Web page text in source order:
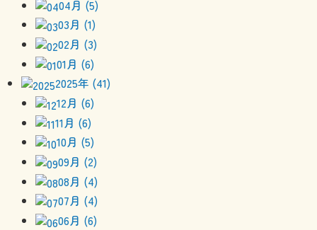
04月 (5)
03月 (1)
02月 (3)
01月 (6)
2025年 (41)
12月 (6)
11月 (6)
10月 (5)
09月 (2)
08月 (4)
07月 (4)
06月 (6)